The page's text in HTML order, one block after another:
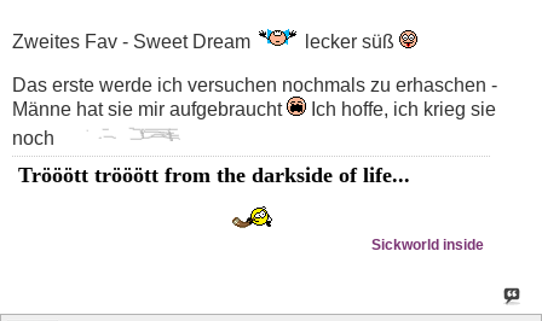
Zweites Fav - Sweet Dream lecker süß
Das erste werde ich versuchen nochmals zu erhaschen -
Männe hat sie mir aufgebraucht
Ich hoffe, ich krieg sie
noch
Trööött trööött from the darkside of life...
Sickworld inside